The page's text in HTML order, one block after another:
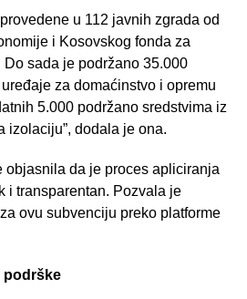
u 112 javnih zgrada od
i Kosovskog fonda za
sada je podržano 35.000
za domaćinstvo i opremu
5.000 podržano sredstvima iz
izolaciju”, dodala je ona.
objasnila da je proces apliciranja
i transparentan. Pozvala je
ovu subvenciju preko platforme
podrške